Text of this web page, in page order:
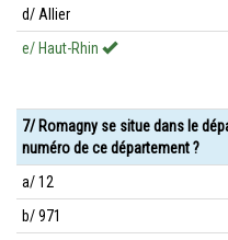
d/ Allier
e/ Haut-Rhin
7/ Romagny se situe dans le
numéro de ce département ?
a/ 12
b/ 971